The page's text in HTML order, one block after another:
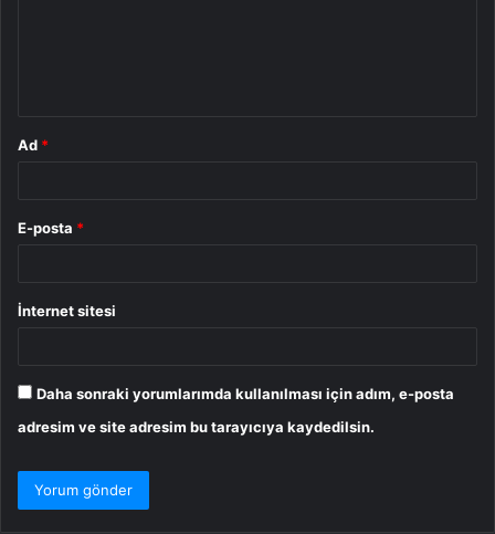
Ad *
E-posta *
İnternet sitesi
Daha sonraki yorumlarımda kullanılması için adım, e-posta
adresim ve site adresim bu tarayıcıya kaydedilsin.